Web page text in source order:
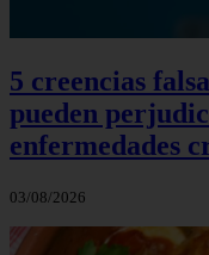
5 creencias
pueden
enfermedades
03/08/2026